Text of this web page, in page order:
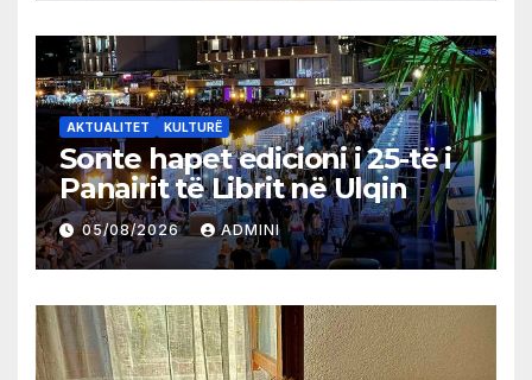
AKTUALITET KULTURË
Sonte hapet edicioni i 25-të i
Panairit të Librit në Ulqin
05/08/2026 ADMINI